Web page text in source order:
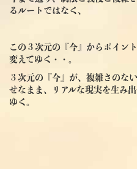
るルートではなく、
この３次元の『今』からポイン
変えてゆく・・。
３次元の『今』が、複雑さのな
せなまま、リアルな現実を生み
ゆく。